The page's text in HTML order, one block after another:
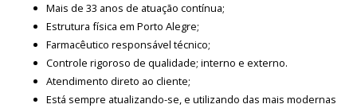
Mais de 33 anos de atuação contínua;
Estrutura física em Porto Alegre;
Farmacêutico responsável técnico;
Controle rigoroso de qualidade; interno e externo.
Atendimento direto ao cliente;
Está sempre atualizando-se, e utilizando das mais modernas